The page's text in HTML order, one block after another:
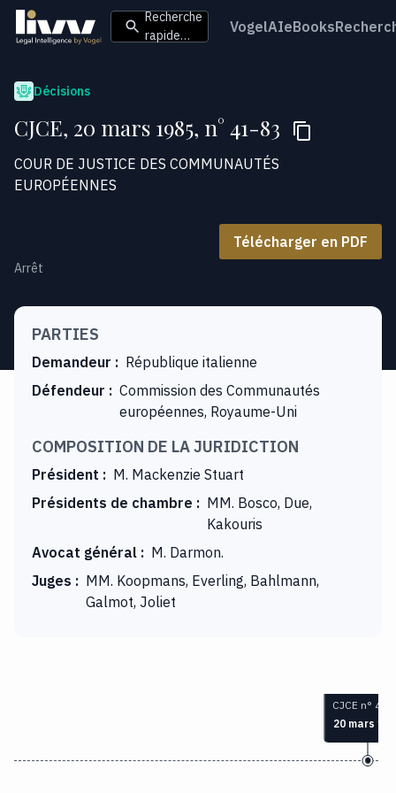
Recherche
rapide…
VogelAIeBooks
Décisions
CJCE, 20 mars 1985, n° 41-83
COUR DE JUSTICE DES COMMUNAUTÉS
EUROPÉENNES
Télécharger en PDF
Arrêt
PARTIES
Demandeur : République italienne
Défendeur : Commission des Communautés
européennes, Royaume-Uni
COMPOSITION DE LA JURIDICTION
Président : M. Mackenzie Stuart
Présidents de chambre : MM. Bosco, Due,
Kakouris
Avocat général : M. Darmon.
Juges : MM. Koopmans, Everling, Bahlmann,
Galmot, Joliet
CJCE n° 41-
20 mars